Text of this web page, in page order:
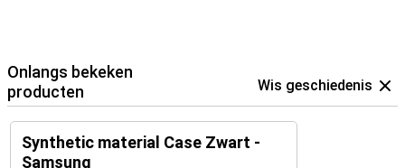
Onlangs bekeken
producten
Wis geschiedenis
Synthetic material Case Zwart -
Samsung